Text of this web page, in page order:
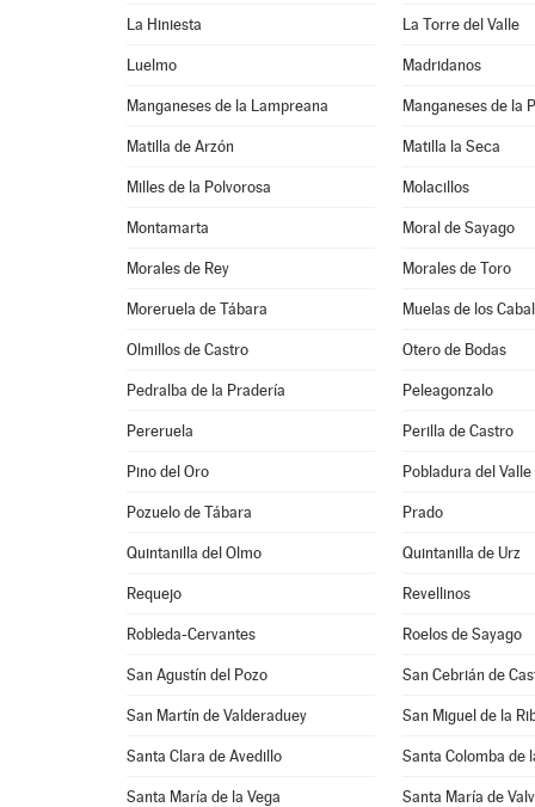
La Hiniesta La Torre del Valle
Luelmo Madridanos
Manganeses de la Lampreana Manganeses de la
Matilla de Arzón Matilla la Seca
Milles de la Polvorosa Molacillos
Montamarta Moral de Sayago
Morales de Rey Morales de Toro
Moreruela de Tábara Muelas de los
Olmillos de Castro Otero de Bodas
Pedralba de la Pradería Peleagonzalo
Pereruela Perilla de Castro
Pino del Oro Pobladura del Valle
Pozuelo de Tábara Prado
Quintanilla del Olmo Quintanilla de Urz
Requejo Revellinos
Robleda-Cervantes Roelos de Sayago
San Agustín del Pozo San Cebrián de
San Martín de Valderaduey San Miguel de la
Santa Clara de Avedillo Santa Colomba de
Santa María de la Vega Santa María de